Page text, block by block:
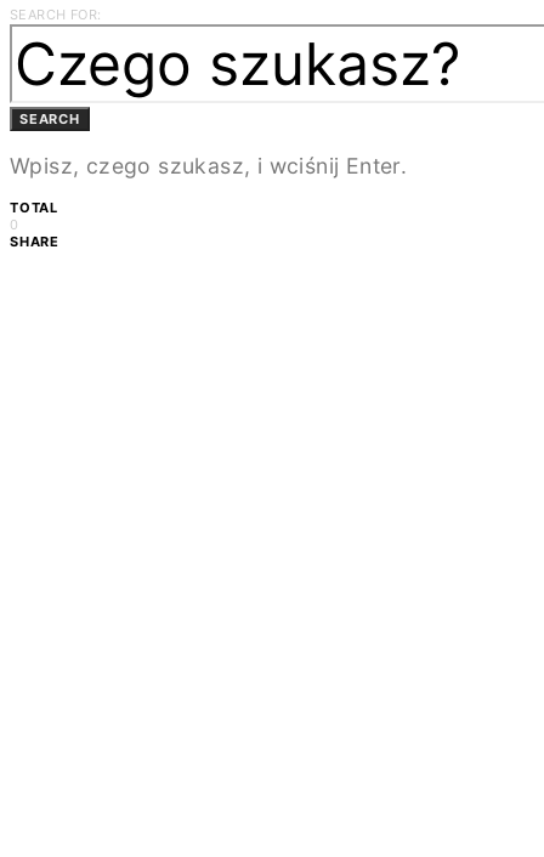
SEARCH FOR:
SEARCH
Wpisz, czego szukasz, i wciśnij Enter.
TOTAL
0
SHARE